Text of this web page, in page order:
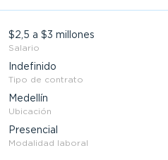
$2,5 a $3 millones
Salario
Indefinido
Tipo de contrato
Medellín
Ubicación
Presencial
Modalidad laboral